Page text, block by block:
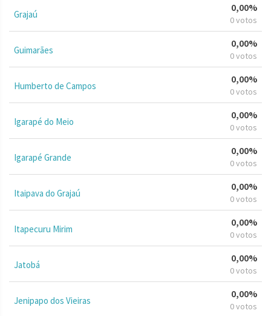
Grajaú
0,00%
0 votos
Guimarães
0,00%
0 votos
Humberto de Campos
0,00%
0 votos
Igarapé do Meio
0,00%
0 votos
Igarapé Grande
0,00%
0 votos
Itaipava do Grajaú
0,00%
0 votos
Itapecuru Mirim
0,00%
0 votos
Jatobá
0,00%
0 votos
Jenipapo dos Vieiras
0,00%
0 votos